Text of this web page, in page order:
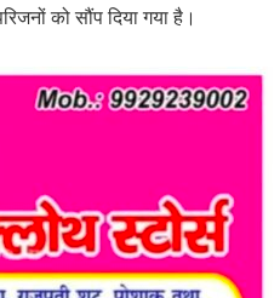
को सौंप दिया गया है।